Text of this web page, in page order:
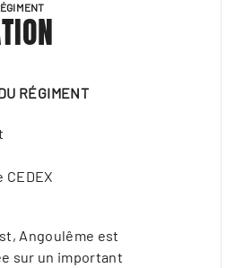
RÉGIMENT
CEDEX
Angoulême est
sur un important